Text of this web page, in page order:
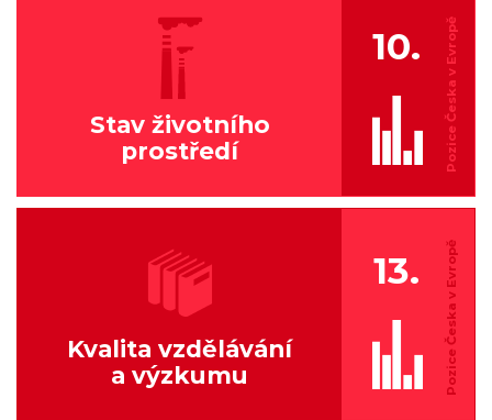
Stav životního
prostředí
10.
Kvalita vzdělávání
a výzkumu
13.